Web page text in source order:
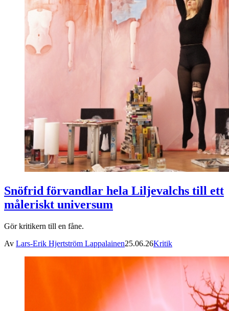
Snöfrid förvandlar hela Liljevalchs till ett
måleriskt universum
Gör kritikern till en fåne.
Av Lars-Erik Hjertström Lappalainen25.06.26Kritik